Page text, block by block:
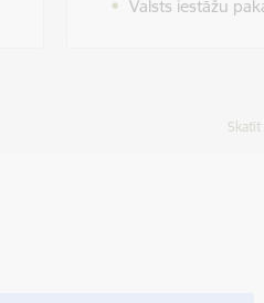
Valsts iestāžu